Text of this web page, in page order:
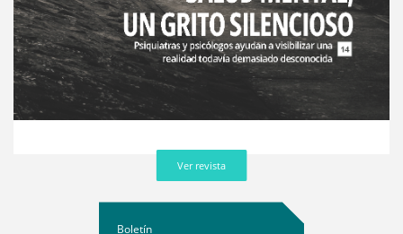
Ver revista
Boletín